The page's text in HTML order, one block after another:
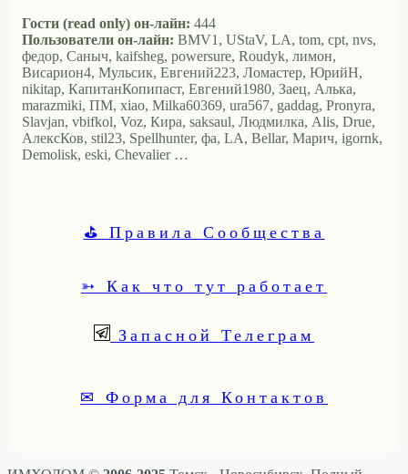
Гости (read only) он-лайн: 444
Пользователи он-лайн: BMV1, UStaV, LA, tom, cpt, nvs,
федор, Саныч, kaifsheg, powersure, Roudyk, лимон,
Висариoн4, Мульсик, Евгений223, Ломастер, ЮрийН,
nikitap, КапитанКопипаст, Евгений1980, Заец, Алька,
marazmiki, ПМ, xiao, Milka60369, ura567, gaddag, Pronyra,
Slavjan, vbifkol, Voz, Кира, saksaul, Людмилка, Alis, Drue,
АлексКов, stil23, Spellhunter, фа, LA, Bellar, Марич, igornk,
Demolisk, eski, Chevalier …
⛳ Правила Сообщества
➳ Как что тут работает
Запасной Телеграм
✉ Форма для Контактов